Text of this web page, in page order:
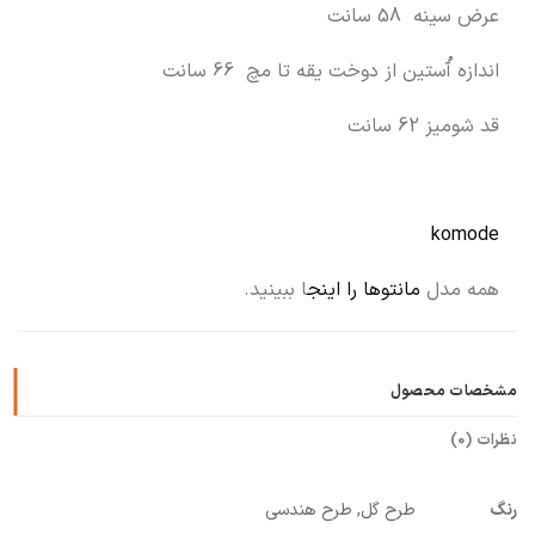
عرض سینه 58 سانت
اندازه آُستین از دوخت یقه تا مچ 66 سانت
قد شومیز 62 سانت
komode
همه مدل مانتوها را اینجا ببینید.
مشخصات محصول
نظرات (0)
رنگ طرح گل, طرح هندسی